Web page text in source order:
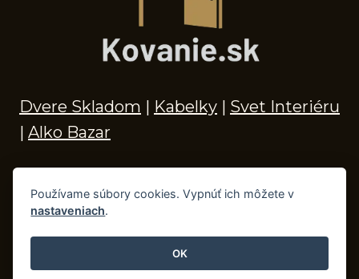
Dvere Skladom | Kabelky | Svet Interiéru
| Alko Bazar
© 2026 Kľučky na dvere, madlá, kovania,
doplnky do kúpeľne a príslušenstvo
Používame súbory cookies. Vypnúť ich môžete v
nastaveniach.
OK